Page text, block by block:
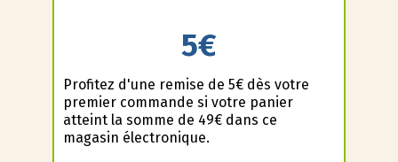
5€
Profitez d'une remise de 5€ dès votre
premier commande si votre panier
atteint la somme de 49€ dans ce
magasin électronique.